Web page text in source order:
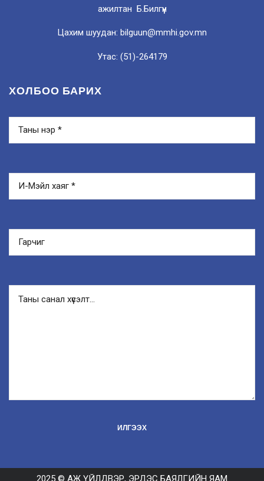
ажилтан Б.Билгүүн
Цахим шуудан: bilguun@mmhi.gov.mn
Утас: (51)-264179
ХОЛБОО БАРИХ
2025 © АЖ ҮЙЛДВЭР, ЭРДЭС БАЯЛГИЙН ЯАМ